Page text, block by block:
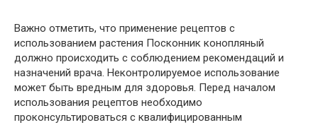
Важно отметить, что применение рецептов с
использованием растения Посконник конопляный
должно происходить с соблюдением рекомендаций и
назначений врача. Неконтролируемое использование
может быть вредным для здоровья. Перед началом
использования рецептов необходимо
проконсультироваться с квалифицированным